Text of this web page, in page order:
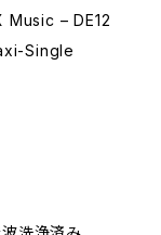
– DE12
Single